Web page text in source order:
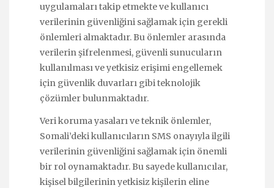
uygulamaları takip etmekte ve kullanıcı
verilerinin güvenliğini sağlamak için gerekli
önlemleri almaktadır. Bu önlemler arasında
verilerin şifrelenmesi, güvenli sunucuların
kullanılması ve yetkisiz erişimi engellemek
için güvenlik duvarları gibi teknolojik
çözümler bulunmaktadır.
Veri koruma yasaları ve teknik önlemler,
Somali’deki kullanıcıların SMS onayıyla ilgili
verilerinin güvenliğini sağlamak için önemli
bir rol oynamaktadır. Bu sayede kullanıcılar,
kişisel bilgilerinin yetkisiz kişilerin eline